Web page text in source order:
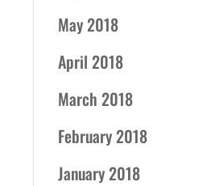
May 2018
April 2018
March 2018
February 2018
January 2018